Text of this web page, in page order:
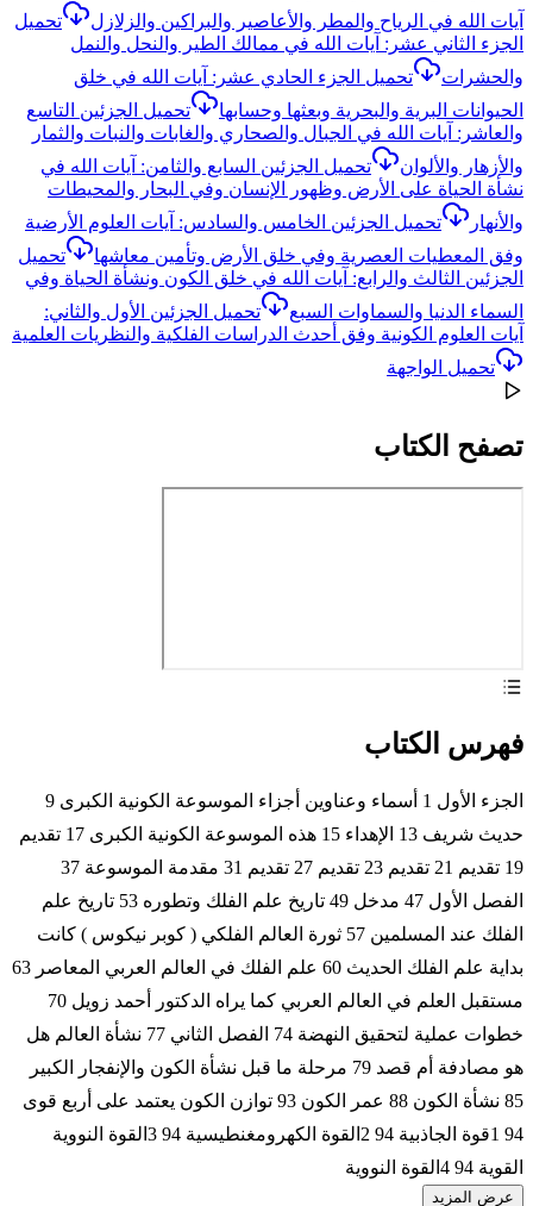
آيات الله في الرياح والمطر والأعاصير والبراكين والزلازل
تحميل
الجزء الثاني عشر: آيات الله في ممالك الطير والنحل والنمل
والحشرات
تحميل الجزء الحادي عشر: آيات الله في خلق
الحيوانات البرية والبحرية وبعثها وحسابها
تحميل الجزئين التاسع
والعاشر: آيات الله في الجبال والصحاري والغابات والنبات والثمار
والأزهار والألوان
تحميل الجزئين السابع والثامن: آيات الله في
نشأة الحياة على الأرض وظهور الإنسان وفي البحار والمحيطات
والأنهار
تحميل الجزئين الخامس والسادس: آيات العلوم الأرضية
وفق المعطيات العصرية وفي خلق الأرض وتأمين معاشها
تحميل
الجزئين الثالث والرابع: آيات الله في خلق الكون ونشأة الحياة وفي
السماء الدنيا والسماوات السبع
تحميل الجزئين الأول والثاني:
آيات العلوم الكونية وفق أحدث الدراسات الفلكية والنظريات العلمية
تحميل الواجهة
تصفح الكتاب
فهرس الكتاب
الجزء الأول 1 أسماء وعناوين أجزاء الموسوعة الكونية الكبرى 9
حديث شريف 13 الإهداء 15 هذه الموسوعة الكونية الكبرى 17 تقديم
19 تقديم 21 تقديم 23 تقديم 27 تقديم 31 مقدمة الموسوعة 37
الفصل الأول 47 مدخل 49 تاريخ علم الفلك وتطوره 53 تاريخ علم
الفلك عند المسلمين 57 ثورة العالم الفلكي ( كوبر نيكوس ) كانت
بداية علم الفلك الحديث 60 علم الفلك في العالم العربي المعاصر 63
مستقبل العلم في العالم العربي كما يراه الدكتور أحمد زويل 70
خطوات عملية لتحقيق النهضة 74 الفصل الثاني 77 نشأة العالم هل
هو مصادفة أم قصد 79 مرحلة ما قبل نشأة الكون والإنفجار الكبير
85 نشأة الكون 88 عمر الكون 93 توازن الكون يعتمد على أربع قوى
94 1قوة الجاذبية 94 2القوة الكهرومغنطيسية 94 3القوة النووية
القوية 94 4القوة النووية
عرض المزيد